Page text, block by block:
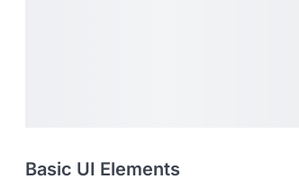
Basic UI Elements